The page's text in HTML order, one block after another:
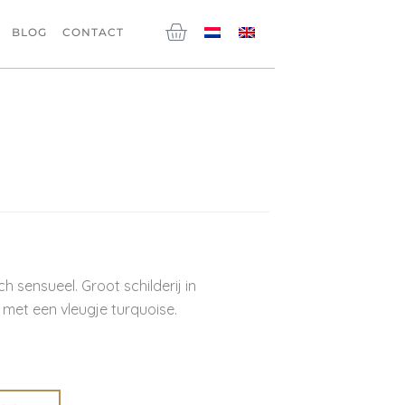
BLOG CONTACT Winkelwagen
sensueel. Groot schilderij in
een vleugje turquoise.